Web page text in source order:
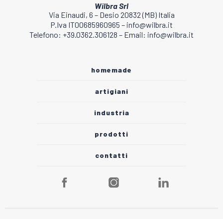
Wilbra Srl
Via Einaudi, 6 – Desio 20832 (MB) Italia
P.Iva IT00685960965 – info@wilbra.it
Telefono: +39.0362.306128 – Email: info@wilbra.it
homemade
artigiani
industria
prodotti
contatti